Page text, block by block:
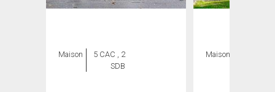
Maison
5 CAC , 2
SDB
Maison